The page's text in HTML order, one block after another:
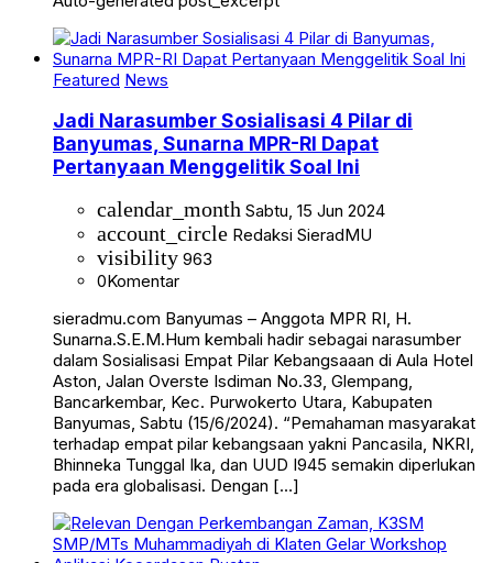
Featured News
Jadi Narasumber Sosialisasi 4 Pilar di
Banyumas, Sunarna MPR-RI Dapat
Pertanyaan Menggelitik Soal Ini
calendar_month Sabtu, 15 Jun 2024
account_circle Redaksi SieradMU
visibility 963
0Komentar
sieradmu.com Banyumas – Anggota MPR RI, H.
Sunarna.S.E.M.Hum kembali hadir sebagai narasumber
dalam Sosialisasi Empat Pilar Kebangsaaan di Aula Hotel
Aston, Jalan Overste Isdiman No.33, Glempang,
Bancarkembar, Kec. Purwokerto Utara, Kabupaten
Banyumas, Sabtu (15/6/2024). “Pemahaman masyarakat
terhadap empat pilar kebangsaan yakni Pancasila, NKRI,
Bhinneka Tunggal Ika, dan UUD I945 semakin diperlukan
pada era globalisasi. Dengan […]